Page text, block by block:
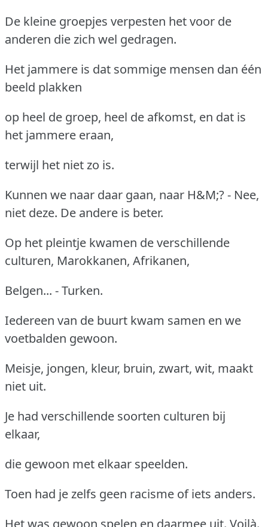
De kleine groepjes verpesten het voor de
anderen die zich wel gedragen.
Het jammere is dat sommige mensen dan één
beeld plakken
op heel de groep, heel de afkomst, en dat is
het jammere eraan,
terwijl het niet zo is.
Kunnen we naar daar gaan, naar H&M;? - Nee,
niet deze. De andere is beter.
Op het pleintje kwamen de verschillende
culturen, Marokkanen, Afrikanen,
Belgen... - Turken.
Iedereen van de buurt kwam samen en we
voetbalden gewoon.
Meisje, jongen, kleur, bruin, zwart, wit, maakt
niet uit.
Je had verschillende soorten culturen bij
elkaar,
die gewoon met elkaar speelden.
Toen had je zelfs geen racisme of iets anders.
Het was gewoon spelen en daarmee uit. Voilà.